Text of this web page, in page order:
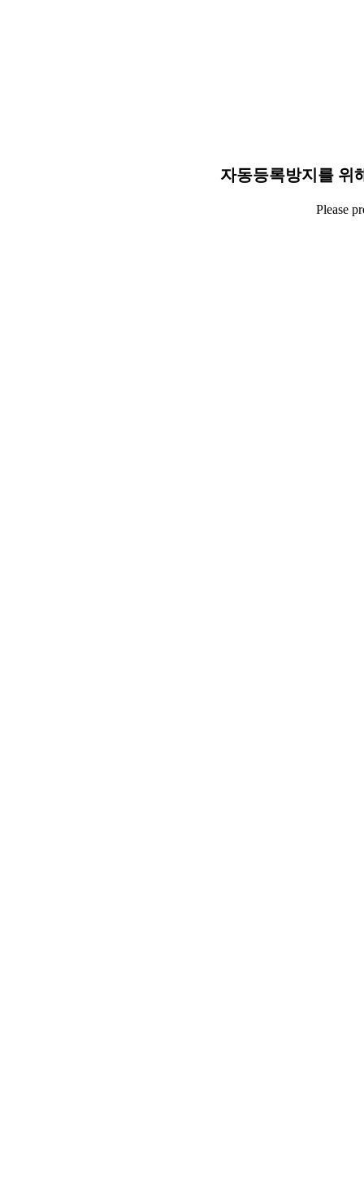
자동등록방지를 위
Please